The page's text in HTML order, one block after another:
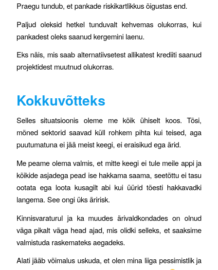
Praegu tundub, et pankade riskikartlikkus õigustas end.
Paljud oleksid hetkel tunduvalt kehvemas olukorras, kui
pankadest oleks saanud kergemini laenu.
Eks näis, mis saab alternatiivsetest allikatest krediiti saanud
projektidest muutnud olukorras.
Kokkuvõtteks
Selles situatsioonis oleme me kõik ühiselt koos. Tõsi,
mõned sektorid saavad küll rohkem pihta kui teised, aga
puutumatuna ei jää meist keegi, ei eraisikud ega ärid.
Me peame olema valmis, et mitte keegi ei tule meile appi ja
kõikide asjadega pead ise hakkama saama, seetõttu ei tasu
ootata ega loota kusagilt abi kui üürid tõesti hakkavadki
langema. See ongi üks äririsk.
Kinnisvaraturul ja ka muudes ärivaldkondades on olnud
väga pikalt väga head ajad, mis olidki selleks, et saaksime
valmistuda raskemateks aegadeks.
Alati jääb võimalus uskuda, et olen mina liiga pessimistlik ja